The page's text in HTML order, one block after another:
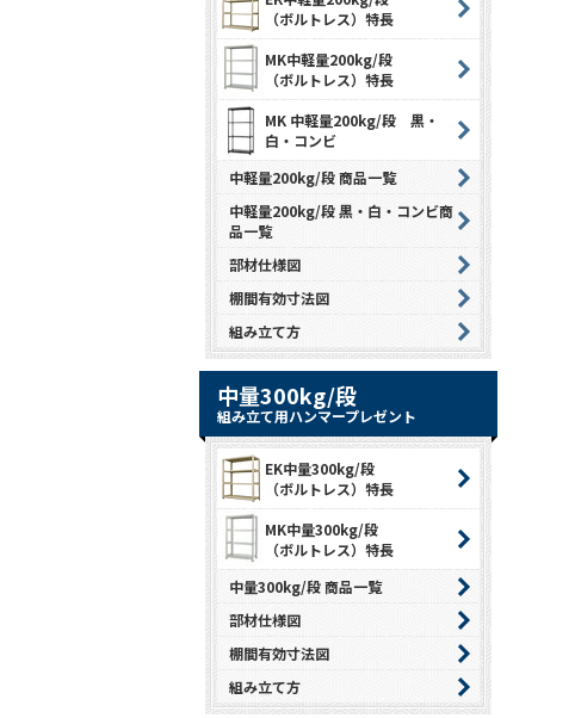
（ボルトレス）特長
MK中軽量200kg/段
（ボルトレス）特長
MK 中軽量200kg/段 黒・
白・コンビ
中軽量200kg/段 商品一覧
中軽量200kg/段 黒・白・コンビ商
品一覧
部材仕様図
棚間有効寸法図
組み立て方
中量300kg/段
組み立て用ハンマープレゼント
EK中量300kg/段
（ボルトレス）特長
MK中量300kg/段
（ボルトレス）特長
中量300kg/段 商品一覧
部材仕様図
棚間有効寸法図
組み立て方